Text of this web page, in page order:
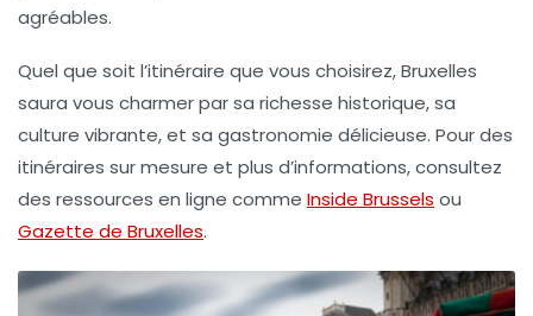
agréables.
Quel que soit l’itinéraire que vous choisirez, Bruxelles
saura vous charmer par sa richesse historique, sa
culture vibrante, et sa gastronomie délicieuse. Pour des
itinéraires sur mesure et plus d’informations, consultez
des ressources en ligne comme Inside Brussels ou
Gazette de Bruxelles.